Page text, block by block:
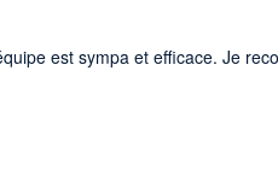
est sympa et efficace. Je